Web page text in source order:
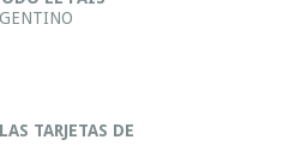
TARJETAS DE